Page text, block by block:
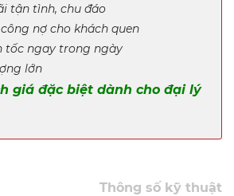
tận tình, chu đáo
nợ cho khách quen
tốc ngay trong ngày
lớn
giá đặc biệt dành cho đại lý
Thông số kỹ thuật